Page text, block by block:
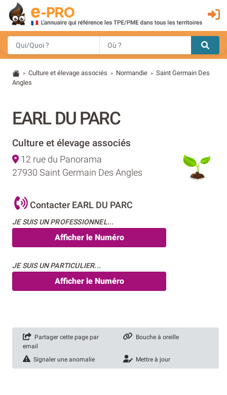
> Culture et élevage associés > Normandie > Saint Germain Des
Angles
EARL DU PARC
Culture et élevage associés
12 rue du Panorama
27930 Saint Germain Des Angles
Contacter EARL DU PARC
JE SUIS UN PROFESSIONNEL...
Afficher le Numéro
JE SUIS UN PARTICULIER...
Afficher le Numéro
Partager cette page par
email
Bouche à oreille
Signaler une anomalie Mettre à jour